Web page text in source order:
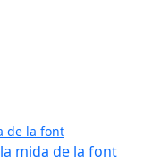
de la font
mida de la font